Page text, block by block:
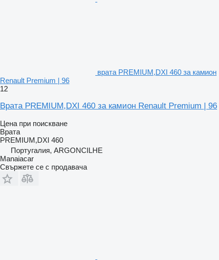
врата PREMIUM,DXI 460 за камион
Renault Premium | 96
12
Врата PREMIUM,DXI 460 за камион Renault Premium | 96
Цена при поискване
Врата
PREMIUM,DXI 460
Португалия, ARGONCILHE
Manaiacar
Свържете се с продавача